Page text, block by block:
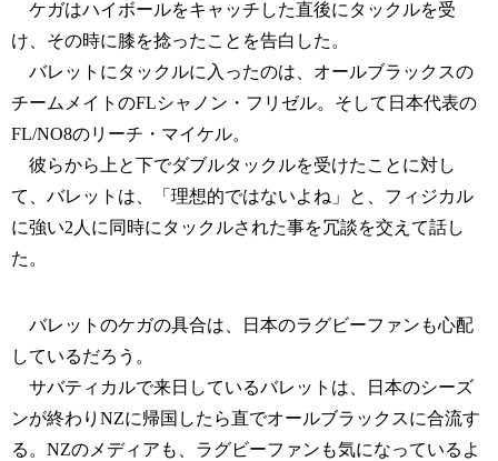
ケガはハイボールをキャッチした直後にタックルを受
け、その時に膝を捻ったことを告白した。
バレットにタックルに入ったのは、オールブラックスの
チームメイトのFLシャノン・フリゼル。そして日本代表の
FL/NO8のリーチ・マイケル。
彼らから上と下でダブルタックルを受けたことに対し
て、バレットは、「理想的ではないよね」と、フィジカル
に強い2人に同時にタックルされた事を冗談を交えて話し
た。
バレットのケガの具合は、日本のラグビーファンも心配
しているだろう。
サバティカルで来日しているバレットは、日本のシーズ
ンが終わりNZに帰国したら直でオールブラックスに合流す
る。NZのメディアも、ラグビーファンも気になっているよ